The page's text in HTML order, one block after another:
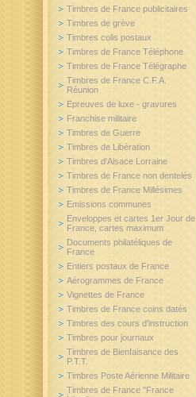
Timbres de France publicitaires
Timbres de grève
Timbres colis postaux
Timbres de France Téléphone
Timbres de France Télégraphe
Timbres de France C.F.A.
Réunion
Epreuves de luxe - gravures
Franchise militaire
Timbres de Guerre
Timbres de Libération
Timbres d'Alsace Lorraine
Timbres de France non dentelés
Timbres de France Millésimes
Emissions communes
Enveloppes et cartes 1er Jour de
France, cartes maximum
Documents philatéliques de
France
Entiers postaux de France
Aérogrammes de France
Vignettes de France
Timbres de France coins datés
Timbres des cours d'instruction
Timbres pour journaux
Timbres de Bienfaisance des
P.T.T.
Timbres Poste Aérienne Militaire
Timbres de France "France